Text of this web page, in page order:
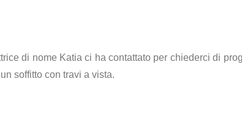
di nome Katia ci ha contattato per chiederci di
soffitto con travi a vista.